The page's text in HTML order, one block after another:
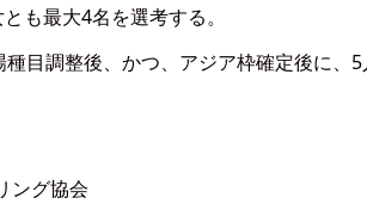
も最大4名を選考する。
目調整後、かつ、アジア枠確定後に、
ング協会